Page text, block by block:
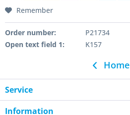
Remember
Order number:
P21734
Open text field 1:
K157
Home
Service
Information